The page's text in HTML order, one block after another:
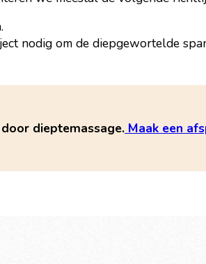
nodig om de diepgewortelde
dieptemassage. Maak een